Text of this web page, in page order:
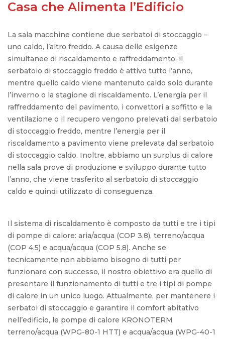
Casa che Alimenta l’Edificio
La sala macchine contiene due serbatoi di stoccaggio –
uno caldo, l’altro freddo. A causa delle esigenze
simultanee di riscaldamento e raffreddamento, il
serbatoio di stoccaggio freddo è attivo tutto l’anno,
mentre quello caldo viene mantenuto caldo solo durante
l’inverno o la stagione di riscaldamento. L’energia per il
raffreddamento del pavimento, i convettori a soffitto e la
ventilazione o il recupero vengono prelevati dal serbatoio
di stoccaggio freddo, mentre l’energia per il
riscaldamento a pavimento viene prelevata dal serbatoio
di stoccaggio caldo. Inoltre, abbiamo un surplus di calore
nella sala prove di produzione e sviluppo durante tutto
l’anno, che viene trasferito al serbatoio di stoccaggio
caldo e quindi utilizzato di conseguenza.
Il sistema di riscaldamento è composto da tutti e tre i tipi
di pompe di calore: aria/acqua (COP 3.8), terreno/acqua
(COP 4.5) e acqua/acqua (COP 5.8). Anche se
tecnicamente non abbiamo bisogno di tutti per
funzionare con successo, il nostro obiettivo era quello di
presentare il funzionamento di tutti e tre i tipi di pompe
di calore in un unico luogo. Attualmente, per mantenere i
serbatoi di stoccaggio e garantire il comfort abitativo
nell’edificio, le pompe di calore KRONOTERM
terreno/acqua (WPG-80-1 HTT) e acqua/acqua (WPG-40-1